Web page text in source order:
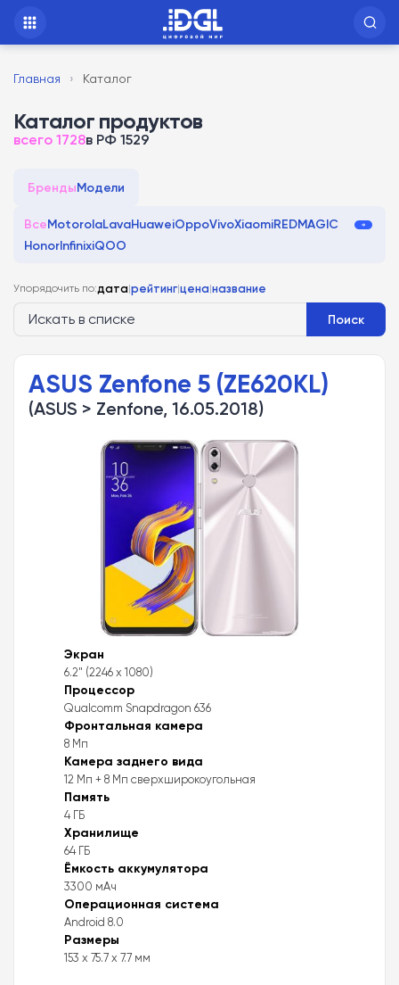
Главная › Каталог
Каталог продуктов
всего 1728в РФ 1529
БрендыМодели
ВсеMotorolaLavaHuaweiOppoVivoXiaomiREDMAGIC
HonorInfinixiQOO
Упорядочить по:дата|рейтинг|цена|название
Поиск
ASUS Zenfone 5 (ZE620KL)
(ASUS > Zenfone, 16.05.2018)
Экран
6.2" (2246 x 1080)
Процессор
Qualcomm Snapdragon 636
Фронтальная камера
8 Мп
Камера заднего вида
12 Мп + 8 Мп сверхширокоугольная
Память
4 ГБ
Хранилище
64 ГБ
Ёмкость аккумулятора
3300 мАч
Операционная система
Android 8.0
Размеры
153 x 75.7 x 7.7 мм